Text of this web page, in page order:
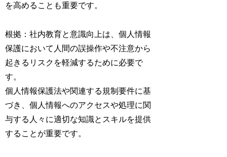
を高めることも重要です。
根拠：社内教育と意識向上は、個人情報
保護において人間の誤操作や不注意から
起きるリスクを軽減するために必要で
す。
個人情報保護法や関連する規制要件に基
づき、個人情報へのアクセスや処理に関
与する人々に適切な知識とスキルを提供
することが重要です。